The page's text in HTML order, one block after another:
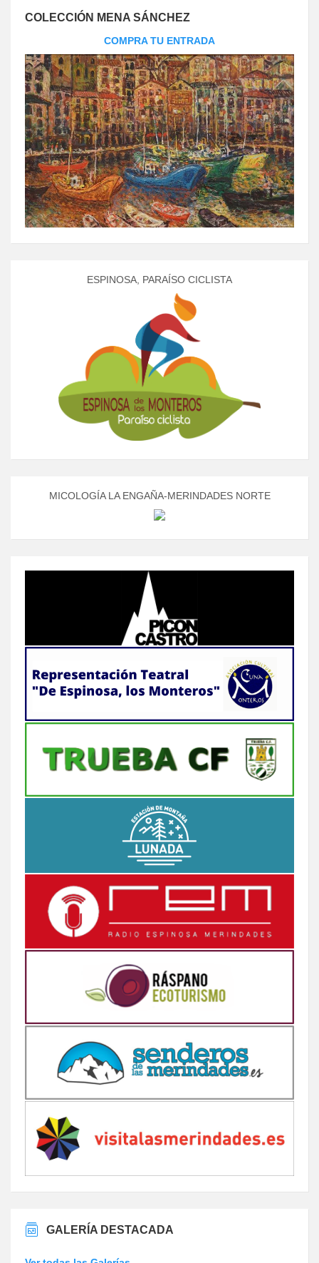
COLECCIÓN MENA SÁNCHEZ
COMPRA TU ENTRADA
ESPINOSA, PARAÍSO CICLISTA
MICOLOGÍA LA ENGAÑA-MERINDADES NORTE
GALERÍA DESTACADA